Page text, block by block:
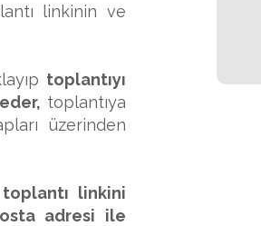
linkinin ve
toplantıyı
toplantıya
üzerinden
linkini
adresi ile